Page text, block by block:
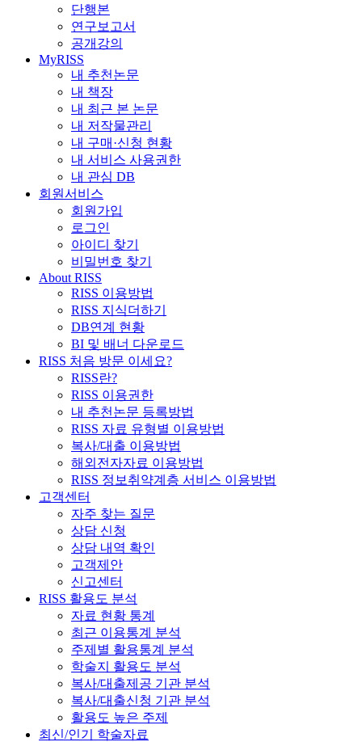
단행본
연구보고서
공개강의
MyRISS
내 추천논문
내 책장
내 최근 본 논문
내 저작물관리
내 구매·신청 현황
내 서비스 사용권한
내 관심 DB
회원서비스
회원가입
로그인
아이디 찾기
비밀번호 찾기
About RISS
RISS 이용방법
RISS 지식더하기
DB연계 현황
BI 및 배너 다운로드
RISS 처음 방문 이세요?
RISS란?
RISS 이용권한
내 추천논문 등록방법
RISS 자료 유형별 이용방법
복사/대출 이용방법
해외전자자료 이용방법
RISS 정보취약계층 서비스 이용방법
고객센터
자주 찾는 질문
상담 신청
상담 내역 확인
고객제안
신고센터
RISS 활용도 분석
자료 현황 통계
최근 이용통계 분석
주제별 활용통계 분석
학술지 활용도 분석
복사/대출제공 기관 분석
복사/대출신청 기관 분석
활용도 높은 주제
최신/인기 학술자료